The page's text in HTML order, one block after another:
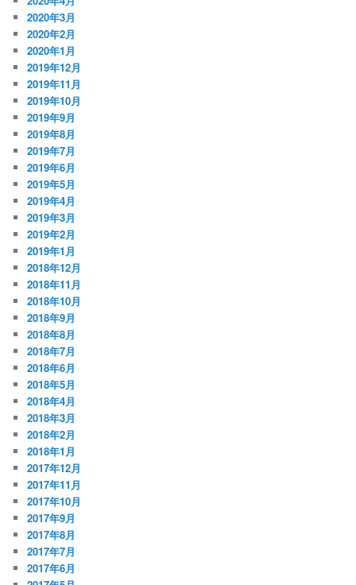
2020年3月
2020年2月
2020年1月
2019年12月
2019年11月
2019年10月
2019年9月
2019年8月
2019年7月
2019年6月
2019年5月
2019年4月
2019年3月
2019年2月
2019年1月
2018年12月
2018年11月
2018年10月
2018年9月
2018年8月
2018年7月
2018年6月
2018年5月
2018年4月
2018年3月
2018年2月
2018年1月
2017年12月
2017年11月
2017年10月
2017年9月
2017年8月
2017年7月
2017年6月